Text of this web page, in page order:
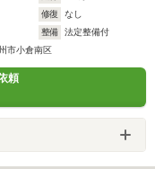
修復
なし
整備
法定整備付
市小倉南区
頼